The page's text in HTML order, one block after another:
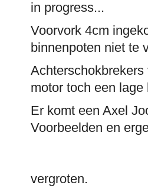
in progress...
Voorvork 4cm
binnenpoten niet te
motor toch een
Er komt een Axel
Voorbeelden
vergroten.